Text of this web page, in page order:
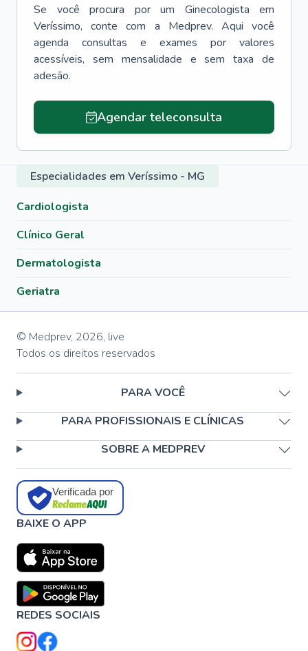
Se você procura por um Ginecologista
em
Veríssimo, conte com a Medprev. Aqui você
agenda consultas e exames por valores
acessíveis, sem mensalidade e sem taxa de
adesão.
Agendar teleconsulta
Especialidades em Veríssimo - MG
Cardiologista
Clínico Geral
Dermatologista
Geriatra
© Medprev, 2026, live
Todos os direitos reservados
PARA VOCÊ
PARA PROFISSIONAIS E CLÍNICAS
SOBRE A MEDPREV
Verificada por
BAIXE O APP
REDES SOCIAIS